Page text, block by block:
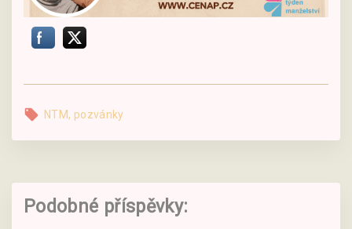
NTM pozvánky
Podobné příspěvky: